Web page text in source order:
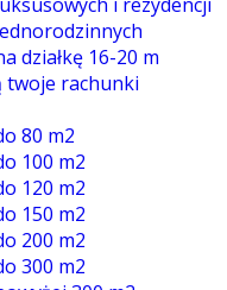
działkę 16-20 m
twoje rachunki
80 m2
100 m2
120 m2
150 m2
200 m2
300 m2